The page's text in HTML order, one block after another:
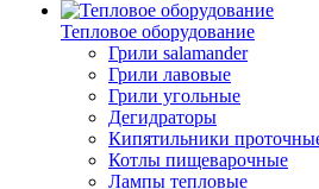
Тепловое оборудование
Грили salamander
Грили лавовые
Грили угольные
Дегидраторы
Кипятильники
Котлы пищеварочные
Лампы тепловые